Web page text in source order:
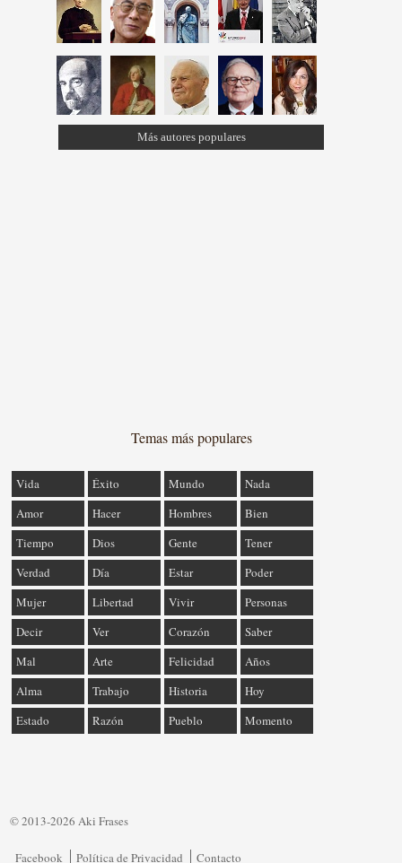
Más autores populares
Temas más populares
Vida Éxito Mundo
Nada
Amor
Hacer Hombres
Bien
Tiempo
Dios Gente
Tener
Verdad
Día Estar
Poder
Mujer
Libertad Vivir
Personas
Decir
Ver Corazón
Saber
Mal
Arte Felicidad
Años
Alma
Trabajo Historia
Hoy
Estado
Razón Pueblo Momento
© 2013-2026 Aki Frases
Facebook Política de Privacidad Contacto